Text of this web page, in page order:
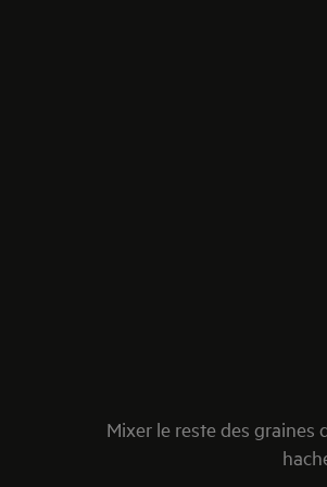
Mixer le reste des graines